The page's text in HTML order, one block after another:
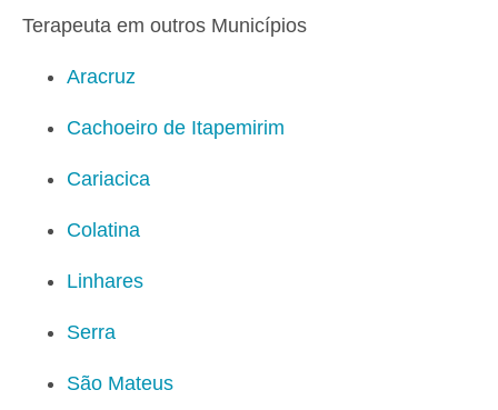
Terapeuta em outros Municípios
Aracruz
Cachoeiro de Itapemirim
Cariacica
Colatina
Linhares
Serra
São Mateus